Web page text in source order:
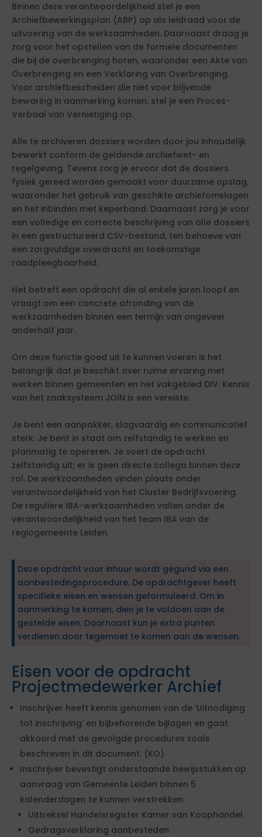
Binnen deze verantwoordelijkheid stel je een
Archiefbewerkingsplan (ABP) op als leidraad voor de
uitvoering van de werkzaamheden. Daarnaast draag je
zorg voor het opstellen van de formele documenten
die bij de overbrenging horen, waaronder een Akte van
Overbrenging en een Verklaring van Overbrenging.
Voor archiefbescheiden die niet voor blijvende
bewaring in aanmerking komen, stel je een Proces-
Verbaal van Vernietiging op.
Alle te archiveren dossiers worden door jou inhoudelijk
bewerkt conform de geldende archiefwet- en
regelgeving. Tevens zorg je ervoor dat de dossiers
fysiek gereed worden gemaakt voor duurzame opslag,
waaronder het gebruik van geschikte archiefomslagen
en het inbinden met keperband. Daarnaast zorg je voor
een volledige en correcte beschrijving van alle dossiers
in een gestructureerd CSV-bestand, ten behoeve van
een zorgvuldige overdracht en toekomstige
raadpleegbaarheid.
Het betreft een opdracht die al enkele jaren loopt en
vraagt om een concrete afronding van de
werkzaamheden binnen een termijn van ongeveer
anderhalf jaar.
Om deze functie goed uit te kunnen voeren is het
belangrijk dat je beschikt over ruime ervaring met
werken binnen gemeenten en het vakgebied DIV. Kennis
van het zaaksysteem JOIN is een vereiste.
Je bent een aanpakker, slagvaardig en communicatief
sterk. Je bent in staat om zelfstandig te werken en
planmatig te opereren. Je voert de opdracht
zelfstandig uit; er is geen directe collega binnen deze
rol. De werkzaamheden vinden plaats onder
verantwoordelijkheid van het Cluster Bedrijfsvoering.
De reguliere IBA-werkzaamheden vallen onder de
verantwoordelijkheid van het team IBA van de
regiogemeente Leiden.
Deze opdracht voor inhuur wordt gegund via een
aanbestedingsprocedure. De opdrachtgever heeft
specifieke eisen en wensen geformuleerd. Om in
aanmerking te komen, dien je te voldoen aan de
gestelde eisen. Daarnaast kun je extra punten
verdienen door tegemoet te komen aan de wensen.
Eisen voor de opdracht
Projectmedewerker Archief
Inschrijver heeft kennis genomen van de ‘Uitnodiging
tot inschrijving’ en bijbehorende bijlagen en gaat
akkoord met de gevolgde procedures zoals
beschreven in dit document. (KO)
Inschrijver bevestigt onderstaande bewijsstukken op
aanvraag van Gemeente Leiden binnen 5
kalenderdagen te kunnen verstrekken:
Uittreksel Handelsregister Kamer van Koophandel
Gedragsverklaring aanbesteden